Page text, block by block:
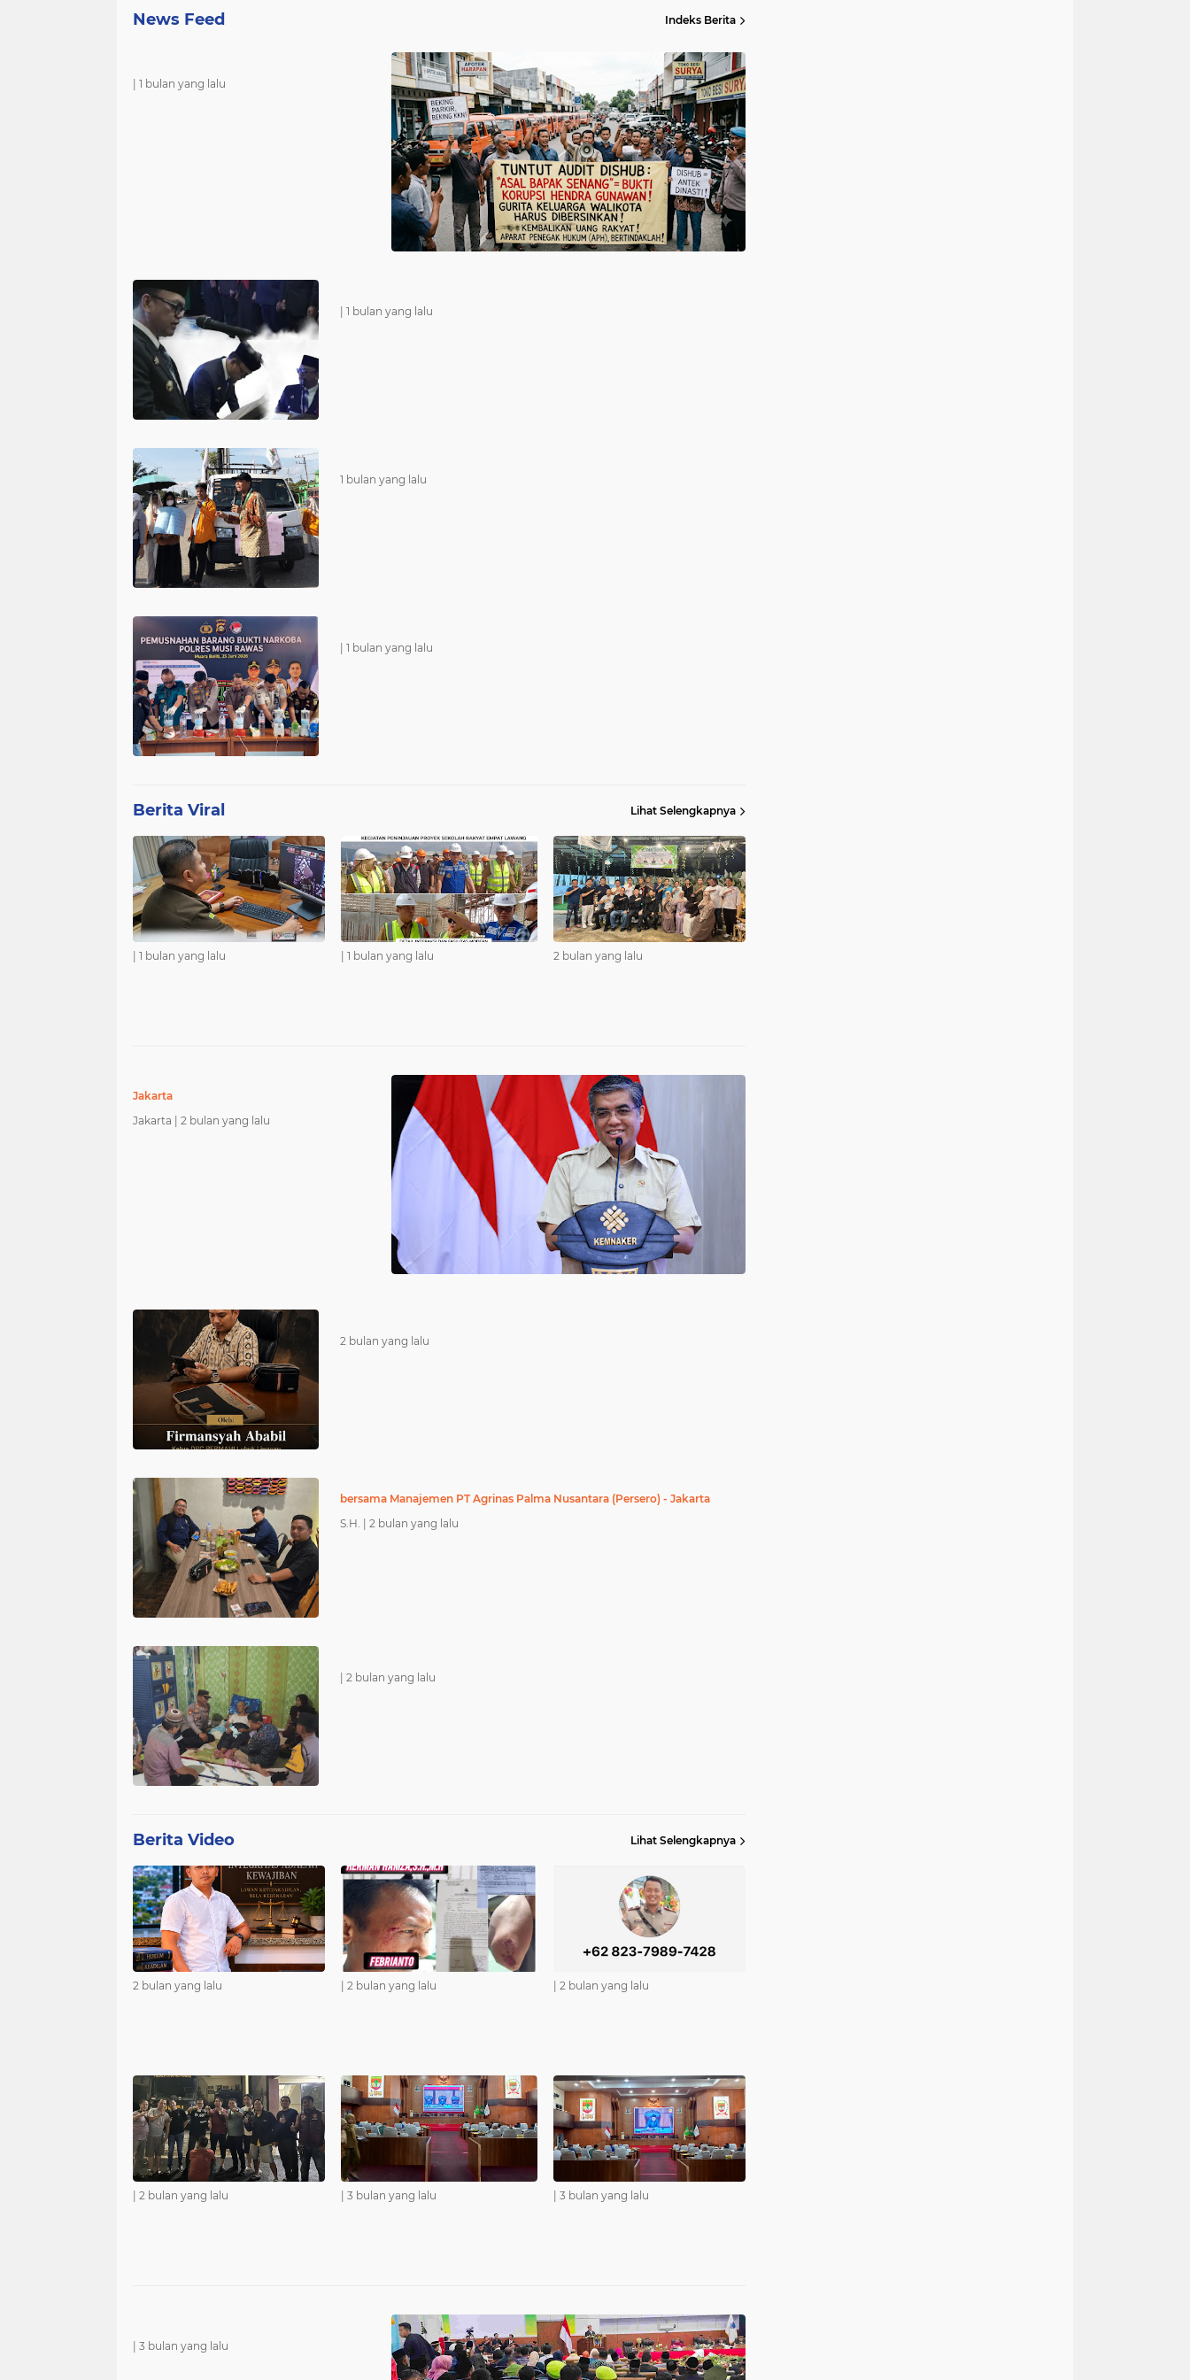
Optimalkan Penanganan Perkara, Kasi
Pidum Kejari Musi Rawas Ikuti Bimtek AI
Gelorakan Program Strategis Nasional,
Joncik Muhamad Tinjau Proyek Sekolah
News Feed Indeks Berita
1 bulan yang lalu
1 bulan yang lalu
1 bulan yang lalu
1 bulan yang lalu
Berita Viral Lihat Selengkapnya
1 bulan yang lalu 1 bulan yang lalu 2 bulan yang lalu
Jakarta
Jakarta |
2 bulan yang lalu
2 bulan yang lalu
bersama Manajemen PT Agrinas Palma Nusantara (Persero) - Jakarta
S.H. |
2 bulan yang lalu
2 bulan yang lalu
Berita Video Lihat Selengkapnya
2 bulan yang lalu 2 bulan yang lalu 2 bulan yang lalu
2 bulan yang lalu 3 bulan yang lalu 3 bulan yang lalu
3 bulan yang lalu